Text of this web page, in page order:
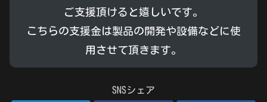
ご支援頂けると嬉しいです。
こちらの支援金は製品の開発や設備などに使
用させて頂きます。
SNSシェア